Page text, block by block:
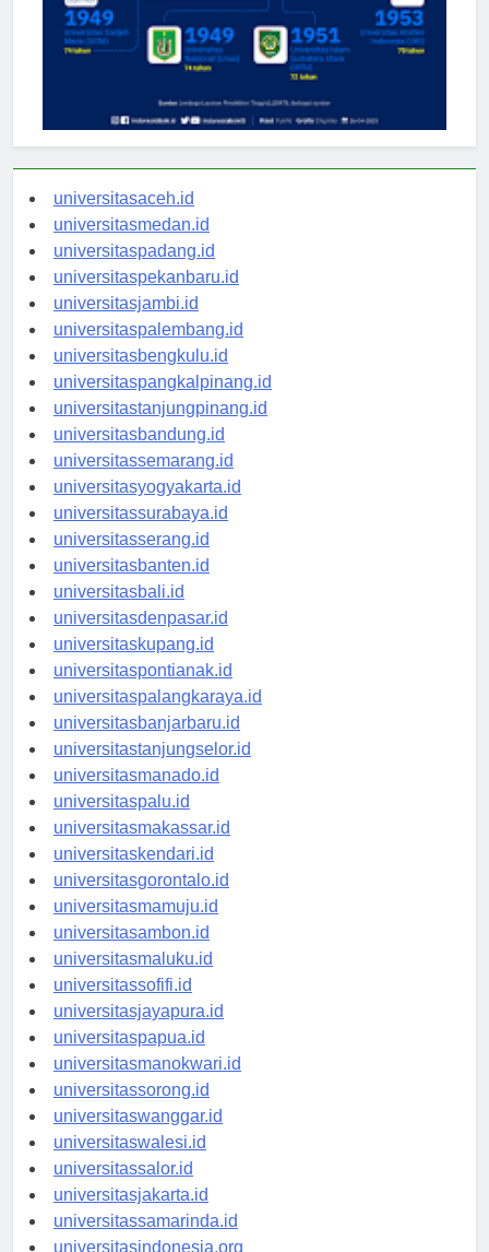
universitasaceh.id
universitasmedan.id
universitaspadang.id
universitaspekanbaru.id
universitasjambi.id
universitaspalembang.id
universitasbengkulu.id
universitaspangkalpinang.id
universitastanjungpinang.id
universitasbandung.id
universitassemarang.id
universitasyogyakarta.id
universitassurabaya.id
universitasserang.id
universitasbanten.id
universitasbali.id
universitasdenpasar.id
universitaskupang.id
universitaspontianak.id
universitaspalangkaraya.id
universitasbanjarbaru.id
universitastanjungselor.id
universitasmanado.id
universitaspalu.id
universitasmakassar.id
universitaskendari.id
universitasgorontalo.id
universitasmamuju.id
universitasambon.id
universitasmaluku.id
universitassofifi.id
universitasjayapura.id
universitaspapua.id
universitasmanokwari.id
universitassorong.id
universitaswanggar.id
universitaswalesi.id
universitassalor.id
universitasjakarta.id
universitassamarinda.id